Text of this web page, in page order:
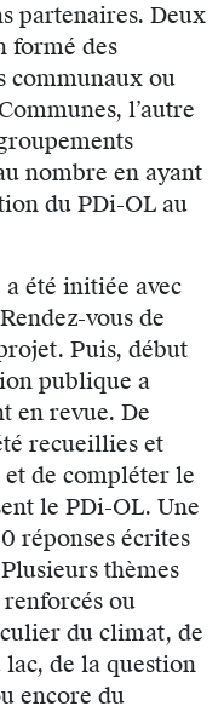
partenaires. Deux
formé des
communaux ou
l’autre
nombre en ayant
du PDi-OL au
été initiée avec
vous de
Puis, début
publique a
en revue. De
recueillies et
de compléter le
le PDi-OL. Une
réponses écrites
thèmes
ou
du climat, de
de la question
encore du